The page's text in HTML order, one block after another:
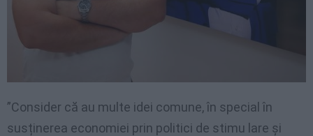
”Consider că au multe idei comune, în special în
susținerea economiei prin politici de stimu lare și